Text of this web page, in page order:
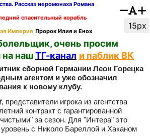
15px
Рассказ иеромонаха Романа
спасительный корабль
Империя Пророк Илия и Енох
очень просим
на нашТГ-канал и паблик ВК
сборной Германии Леон Горецка
агентом и уже обозначил
к новому клубу.
, представители игрока из агентства
контракт с гарантированной
за сезон. Для "Интера" это
с Николо Бареллой и Хаканом